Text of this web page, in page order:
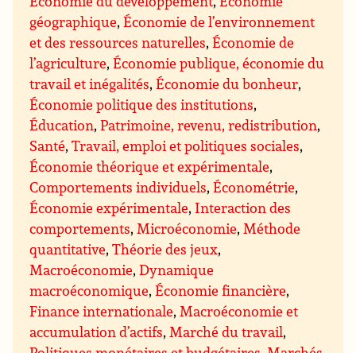
géographique,Économie de l’environnement
et des ressources naturelles,Économie de
l’agriculture,Économie publique, économie du
travail et inégalités,Économie du bonheur,
Économie politique des institutions,
Éducation,Patrimoine, revenu, redistribution,
Santé,Travail, emploi et politiques sociales,
Économie théorique et expérimentale,
Comportements individuels,Économétrie,
Économie expérimentale, Interaction des
comportements, Microéconomie, Méthode
quantitative,Théorie des jeux,
Macroéconomie,Dynamique
macroéconomique,Économie financière,
Finance internationale, Macroéconomie et
accumulation d’actifs, Marché du travail,